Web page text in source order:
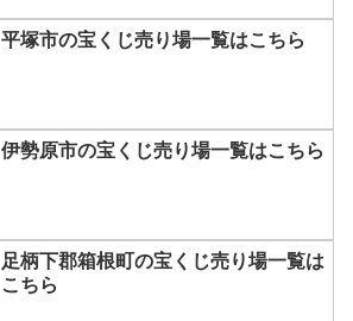
平塚市の宝くじ売り場一覧はこちら
伊勢原市の宝くじ売り場一覧はこちら
足柄下郡箱根町の宝くじ売り場一覧は
こちら